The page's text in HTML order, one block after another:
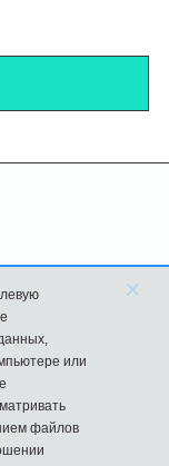
или
файлов
×